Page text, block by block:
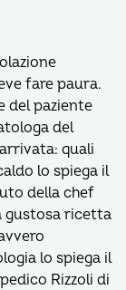
fare paura.
del paziente
del
quali
lo spiega il
della chef
gustosa ricetta
lo spiega il
Rizzoli di